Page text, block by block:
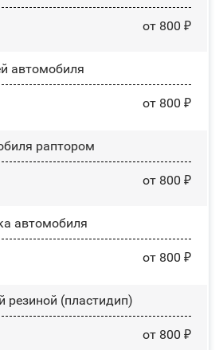
от 800 ₽
автомобиля
от 800 ₽
раптором
от 800 ₽
автомобиля
от 800 ₽
резиной (пластидип)
от 800 ₽